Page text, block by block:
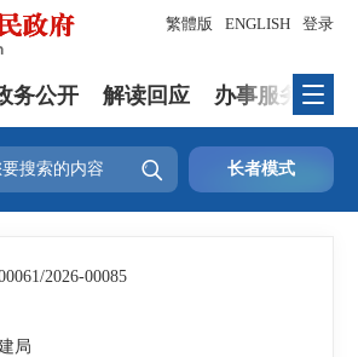
登录
繁體版 ENGLISH
务公开 解读回应 办事服务
 长者模式
2026-00085
局